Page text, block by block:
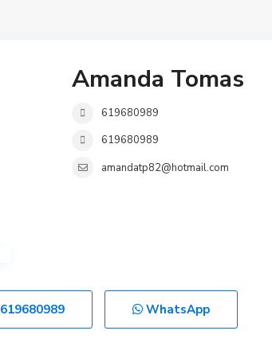
Amanda Tomas
619680989
619680989
amandatp82@hotmail.com
619680989 WhatsApp